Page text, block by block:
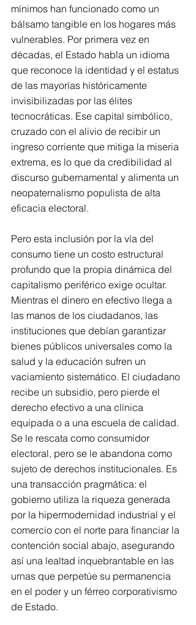
mínimos han funcionado como un
bálsamo tangible en los hogares más
vulnerables. Por primera vez en
décadas, el Estado habla un idioma
que reconoce la identidad y el estatus
de las mayorías históricamente
invisibilizadas por las élites
tecnocráticas. Ese capital simbólico,
cruzado con el alivio de recibir un
ingreso corriente que mitiga la miseria
extrema, es lo que da credibilidad al
discurso gubernamental y alimenta un
neopaternalismo populista de alta
eficacia electoral.
Pero esta inclusión por la vía del
consumo tiene un costo estructural
profundo que la propia dinámica del
capitalismo periférico exige ocultar.
Mientras el dinero en efectivo llega a
las manos de los ciudadanos, las
instituciones que debían garantizar
bienes públicos universales como la
salud y la educación sufren un
vaciamiento sistemático. El ciudadano
recibe un subsidio, pero pierde el
derecho efectivo a una clínica
equipada o a una escuela de calidad.
Se le rescata como consumidor
electoral, pero se le abandona como
sujeto de derechos institucionales. Es
una transacción pragmática: el
gobierno utiliza la riqueza generada
por la hipermodernidad industrial y el
comercio con el norte para financiar la
contención social abajo, asegurando
así una lealtad inquebrantable en las
urnas que perpetúe su permanencia
en el poder y un férreo corporativismo
de Estado.